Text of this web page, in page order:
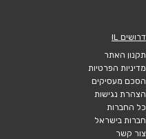
דרושים IL
תקנון האתר
מדיניות הפרטיות
הסכם מעסיקים
הצהרת נגישות
כל החברות
חברות בישראל
צור קשר